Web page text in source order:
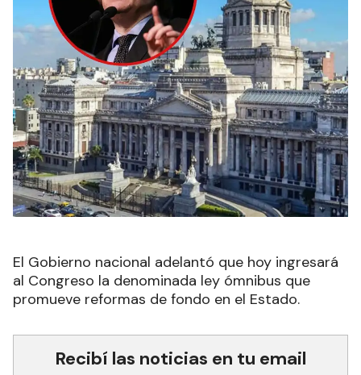
El Gobierno nacional adelantó que hoy ingresará
al Congreso la denominada ley ómnibus que
promueve reformas de fondo en el Estado.
Recibí las noticias en tu email